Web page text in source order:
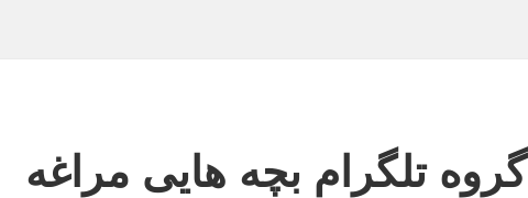
گروه تلگرام بچه هایی مراغه